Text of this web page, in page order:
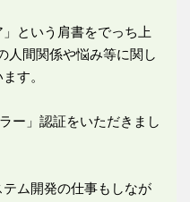
」という肩書をでっち上
人間関係や悩み等に関し
す。
ー」認証をいただきまし
ム開発の仕事もしなが